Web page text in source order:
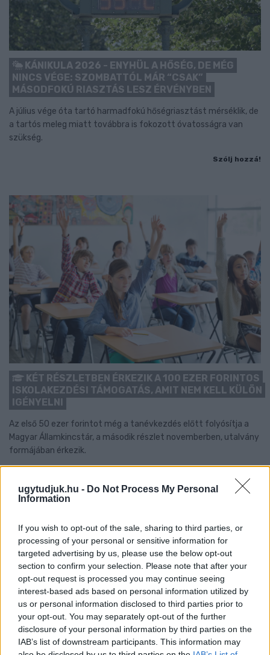
ugytudjuk.hu - Do Not Process My Personal
Information
If you wish to opt-out of the sale, sharing to third parties, or
processing of your personal or sensitive information for
targeted advertising by us, please use the below opt-out
section to confirm your selection. Please note that after your
opt-out request is processed you may continue seeing
interest-based ads based on personal information utilized by
us or personal information disclosed to third parties prior to
your opt-out. You may separately opt-out of the further
disclosure of your personal information by third parties on the
IAB’s list of downstream participants. This information may
KÁNIKULA 2026 - ENYHÜL A HŐSÉG, DE MÉG
NINCS VÉGE: SZOMBATTÓL MÁR “CSAK”
MÁSODFOKÚ RIASZTÁS LESZ ÉRVÉNYBEN
A július vége óta tartó harmadfokú hőségriasztást mérséklik, de
a tartós meleg miatt továbbra is fokozott óvatosságra van
szükség.
Szólj hozzá!
KÉT RÉSZLETBEN ÉRKEZIK A 100 EZER FORINTOS
ISKOLAKEZDÉSI TÁMOGATÁS, AMIT NEM KELL KÜLÖN
IGÉNYELNI
Az első 50 ezer forintot még a tanévkezdés előtt folyósítja a
Magyar Államkincstár, a második részlet novemberben, utalvány
formájában érkezik.